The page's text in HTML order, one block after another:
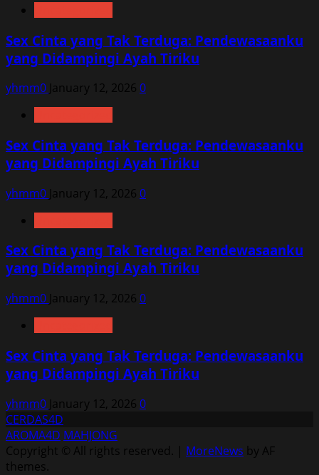
Sex Cinta yang Tak Terduga: Pendewasaanku
yang Didampingi Ayah Tiriku
yhmm0 January 12, 2026 0
Sex Cinta yang Tak Terduga: Pendewasaanku
yang Didampingi Ayah Tiriku
yhmm0 January 12, 2026 0
Sex Cinta yang Tak Terduga: Pendewasaanku
yang Didampingi Ayah Tiriku
yhmm0 January 12, 2026 0
Sex Cinta yang Tak Terduga: Pendewasaanku
yang Didampingi Ayah Tiriku
yhmm0 January 12, 2026 0
CERDAS4D
AROMA4D MAHJONG
Copyright © All rights reserved. | MoreNews by AF
themes.